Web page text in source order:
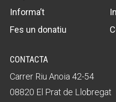
Informa’t
Fes un donatiu
CONTACTA
Carrer Riu Anoia 42-54
08820 El Prat de Llobregat
Fundesplai als mitjans
Xarxes socials
COL·LABORA
Fes voluntariat
Fes un donatiu
Fundesplai als mitjans
Xarxes socials
COL·LABORA
Fes voluntariat
Fes un donatiu